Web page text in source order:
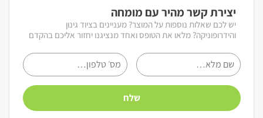
יצירת קשר מהיר עם מומחה
יש לכם שאלות נוספות על המוצר? מעניינים בציוד גינון
והידרופוניקה? מלאו את הטופס ואחד מנציגנו יחזור אליכם בהקדם